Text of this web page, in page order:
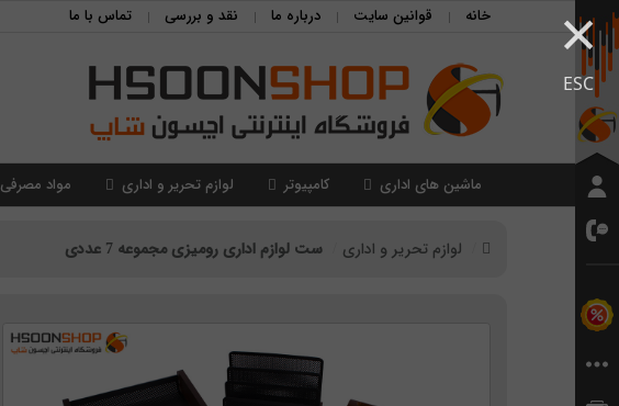
×
ESC
خانه قوانین سایت درباره ما نقد و بررسی تماس با ما
ماشین های اداری کامپیوتر لوازم تحریر و اداری مواد مصرفی
لوازم تحریر و اداری ست لوازم اداری رومیزی مجموعه 7 عددی